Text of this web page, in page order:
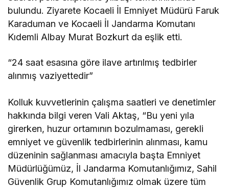
bulundu. Ziyarete Kocaeli İl Emniyet Müdürü Faruk
Karaduman ve Kocaeli İl Jandarma Komutanı
Kıdemli Albay Murat Bozkurt da eşlik etti.
“24 saat esasına göre ilave artırılmış tedbirler
alınmış vaziyettedir”
Kolluk kuvvetlerinin çalışma saatleri ve denetimler
hakkında bilgi veren Vali Aktaş, “Bu yeni yıla
girerken, huzur ortamının bozulmaması, gerekli
emniyet ve güvenlik tedbirlerinin alınması, kamu
düzeninin sağlanması amacıyla başta Emniyet
Müdürlüğümüz, İl Jandarma Komutanlığımız, Sahil
Güvenlik Grup Komutanlığımız olmak üzere tüm